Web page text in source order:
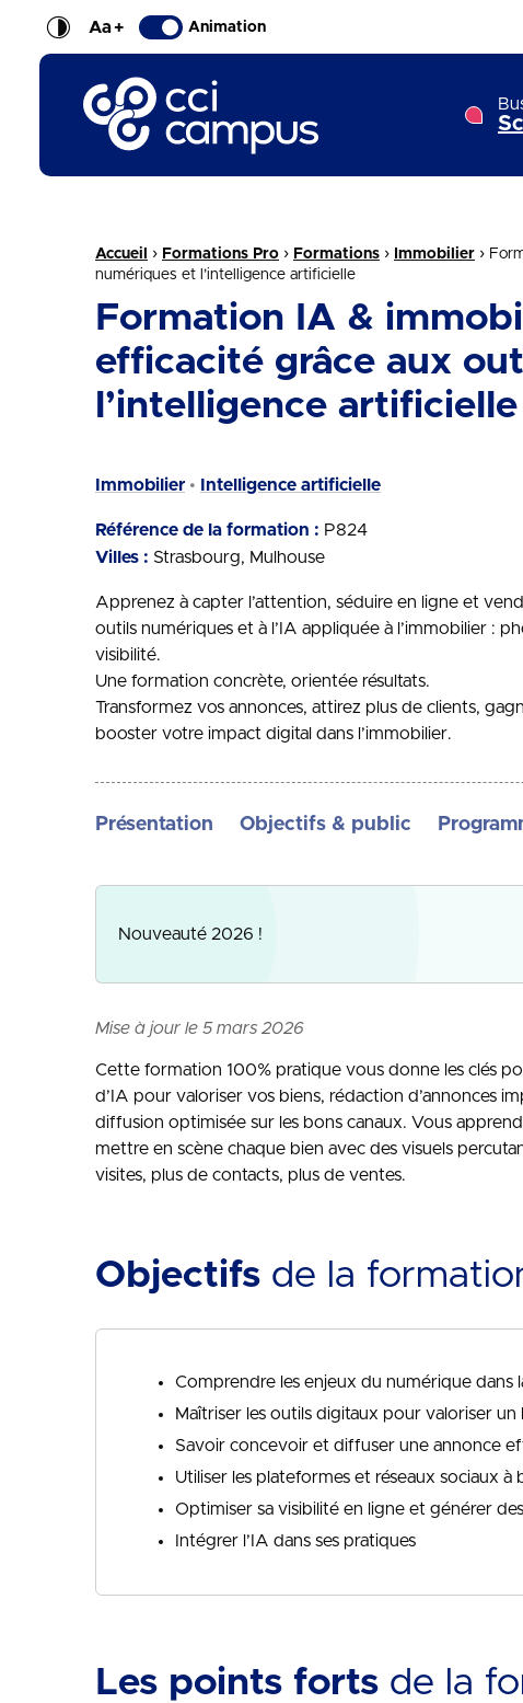
Aa+ Animation
CCI Campus La formation qui vous ressemble
Fil d'Ariane :
Accueil › Formations Pro › Formations › Immobilier ›
numériques et l’intelligence artificielle
Formation IA &
efficacité grâce aux
l’intelligence artificielle
Immobilier Intelligence artificielle
Référence de la formation : P824
Villes : Strasbourg Mulhouse
Apprenez à capter l’attention, séduire en ligne et
outils numériques et à l’IA appliquée à l’immobilier :
visibilité.
Une formation concrète, orientée résultats.
Transformez vos annonces, attirez plus de clients,
booster votre impact digital dans l’immobilier.
Présentation Objectifs & public
Nouveauté 2026 !
Mise à jour le 5 mars 2026
Cette formation 100% pratique vous donne les clés
d’IA pour valoriser vos biens, rédaction d’annonces
diffusion optimisée sur les bons canaux. Vous
mettre en scène chaque bien avec des visuels
visites, plus de contacts, plus de ventes.
Objectifs de la
Comprendre les enjeux du numérique dans
Maîtriser les outils digitaux pour valoriser un
Savoir concevoir et diffuser une annonce
Utiliser les plateformes et réseaux sociaux à
Optimiser sa visibilité en ligne et générer
Intégrer l’IA dans ses pratiques
Les points forts de la